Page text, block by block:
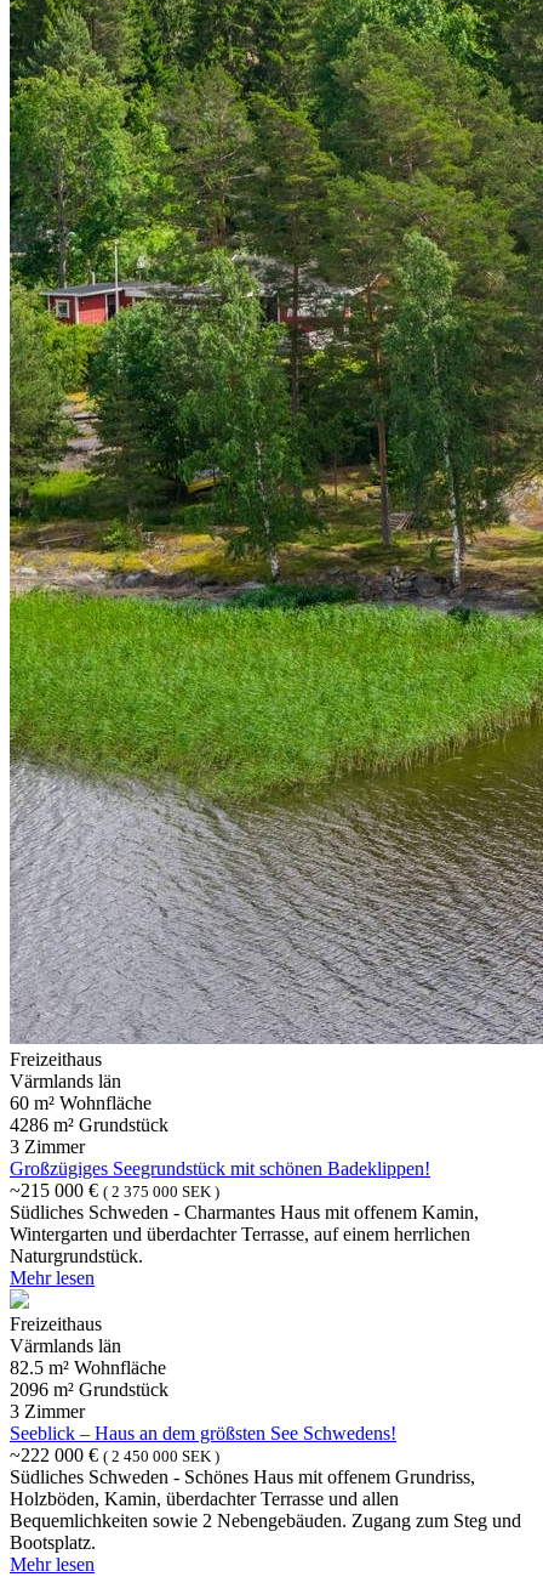
Freizeithaus
Värmlands län
60 m² Wohnfläche
4286 m² Grundstück
3 Zimmer
Großzügiges Seegrundstück mit schönen Badeklippen!
~215 000 € ( 2 375 000 SEK )
Südliches Schweden - Charmantes Haus mit offenem Kamin,
Wintergarten und überdachter Terrasse, auf einem herrlichen
Naturgrundstück.
Mehr lesen
Freizeithaus
Värmlands län
82.5 m² Wohnfläche
2096 m² Grundstück
3 Zimmer
Seeblick – Haus an dem größsten See Schwedens!
~222 000 € ( 2 450 000 SEK )
Südliches Schweden - Schönes Haus mit offenem Grundriss,
Holzböden, Kamin, überdachter Terrasse und allen
Bequemlichkeiten sowie 2 Nebengebäuden. Zugang zum Steg und
Bootsplatz.
Mehr lesen